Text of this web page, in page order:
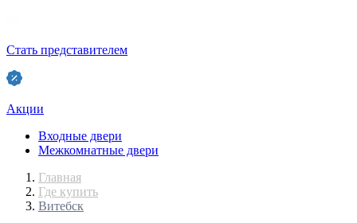
Стать представителем
Акции
Входные двери
Межкомнатные двери
Главная
Где купить
Витебск